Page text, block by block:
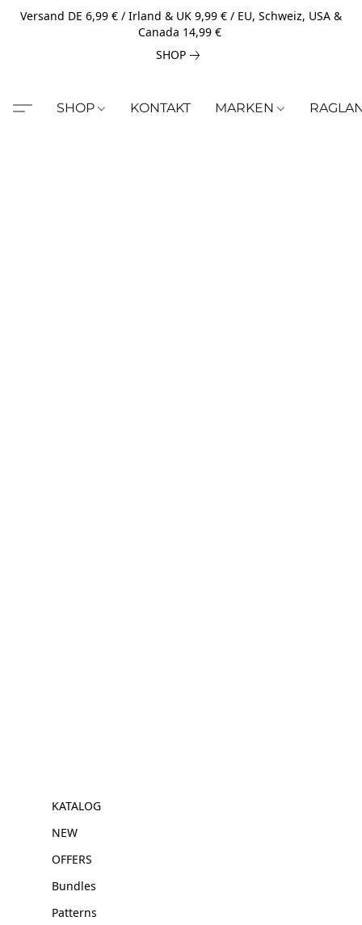
Versand DE 6,99 € / Irland & UK 9,99 € / EU, Schweiz, USA &
Canada 14,99 €
SHOP
SHOP KONTAKT MARKEN
KATALOG
NEW
OFFERS
Bundles
Patterns